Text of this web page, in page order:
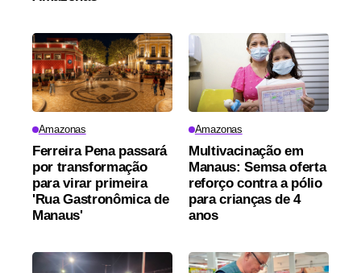
Amazonas
Ferreira Pena passará
por transformação
para virar primeira
'Rua Gastronômica de
Manaus'
Amazonas
Multivacinação em
Manaus: Semsa oferta
reforço contra a pólio
para crianças de 4
anos